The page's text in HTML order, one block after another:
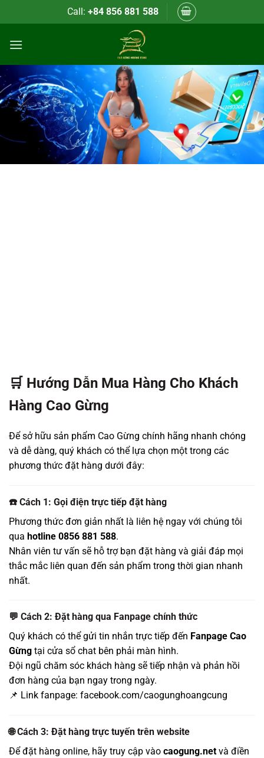
qua
dung
Call: +84 856 881 588
HƯỚNG DẪN MUA HÀNG TẠI CAO
GỪNG
🛒 Hướng Dẫn Mua Hàng Cho Khách
Hàng Cao Gừng
Để sở hữu sản phẩm Cao Gừng chính hãng nhanh chóng
và dễ dàng, quý khách có thể lựa chọn một trong các
phương thức đặt hàng dưới đây:
☎️ Cách 1: Gọi điện trực tiếp đặt hàng
Phương thức đơn giản nhất là liên hệ ngay với chúng tôi
qua hotline 0856 881 588.
Nhân viên tư vấn sẽ hỗ trợ bạn đặt hàng và giải đáp mọi
thắc mắc liên quan đến sản phẩm trong thời gian nhanh
nhất.
💬 Cách 2: Đặt hàng qua Fanpage chính thức
Quý khách có thể gửi tin nhắn trực tiếp đến Fanpage Cao
Gừng tại cửa sổ chat bên phải màn hình.
Đội ngũ chăm sóc khách hàng sẽ tiếp nhận và phản hồi
đơn hàng của bạn ngay trong ngày.
📌 Link fanpage: facebook.com/caogunghoangcung
🌐 Cách 3: Đặt hàng trực tuyến trên website
Để đặt hàng online, hãy truy cập vào caogung.net và điền